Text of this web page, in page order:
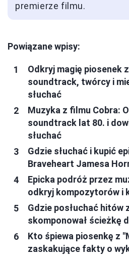
premierze filmu.
Powiązane wpisy:
Odkryj magię piosenek
soundtrack, twórcy i
słuchać
Muzyka z filmu Cobra:
soundtrack lat 80. i
słuchać
Gdzie słuchać i kupić
Braveheart Jamesa
Epicka podróż przez
odkryj kompozytorów i
Gdzie posłuchać hitów
skomponował ścieżkę
Kto śpiewa piosenkę z
zaskakujące fakty o